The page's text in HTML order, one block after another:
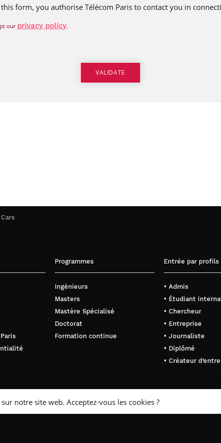
form, you authorise Télécom Paris to contact you in
our privacy policy.
Programmes
Ingénieurs
Masters
Mastère Spécialisé
Doctorat
Formation continue
Entrée par profils
• Admis
• Étudiant
• Chercheur
• Entreprise
• Journaliste
• Diplômé
• Créateur
notre site web. Acceptez-vous les cookies ?